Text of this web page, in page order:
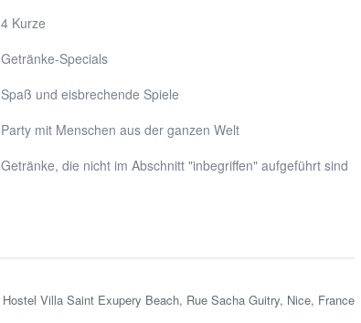
4 Kurze
Getränke-Specials
Spaß und eisbrechende Spiele
Party mit Menschen aus der ganzen Welt
Getränke, die nicht im Abschnitt "inbegriffen" aufgeführt sind
Hostel Villa Saint Exupery Beach, Rue Sacha Guitry, Nice, France